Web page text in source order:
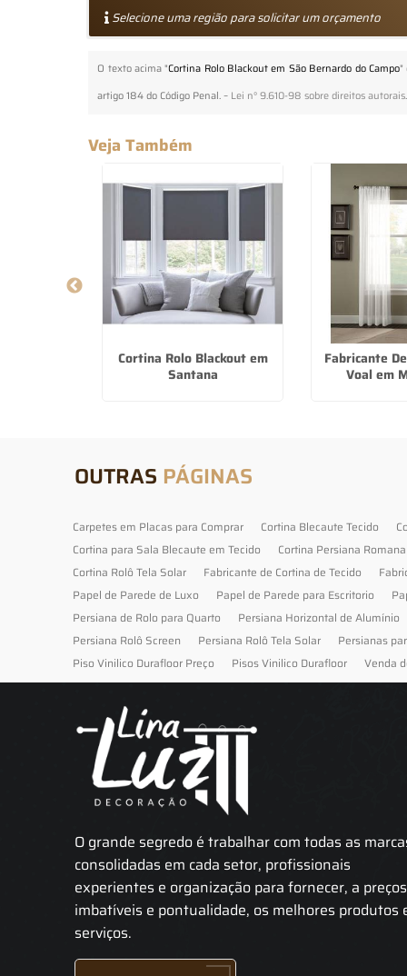
Selecione uma região para solicitar um orçamento
O texto acima "Cortina Rolo Blackout em São Bernardo do Campo"
artigo 184 do Código Penal. – Lei n° 9.610-98 sobre direitos autorais.
Veja Também
Cortina Rolo Blackout em
Santana
Fabricante
Voal em
OUTRAS PÁGINAS
Carpetes em Placas para Comprar Cortina Blecaute Tecido
Cortina para Sala Blecaute em Tecido
Cortina Persiana Romana
Cortina Rolô Tela Solar
Fabricante de Cortina de Tecido
Papel de Parede de Luxo
Papel de Parede para Escritorio
Persiana de Rolo para Quarto
Persiana Horizontal de Alumínio
Persiana Rolô Screen
Persiana Rolô Tela Solar Persianas
Piso Vinilico Durafloor Preço
Pisos Vinilico Durafloor Venda
O grande segredo é trabalhar com todas as
consolidadas em cada setor, profissionais
experientes e organização para fornecer, a preços
imbatíveis e pontualidade, os melhores produtos
serviços.